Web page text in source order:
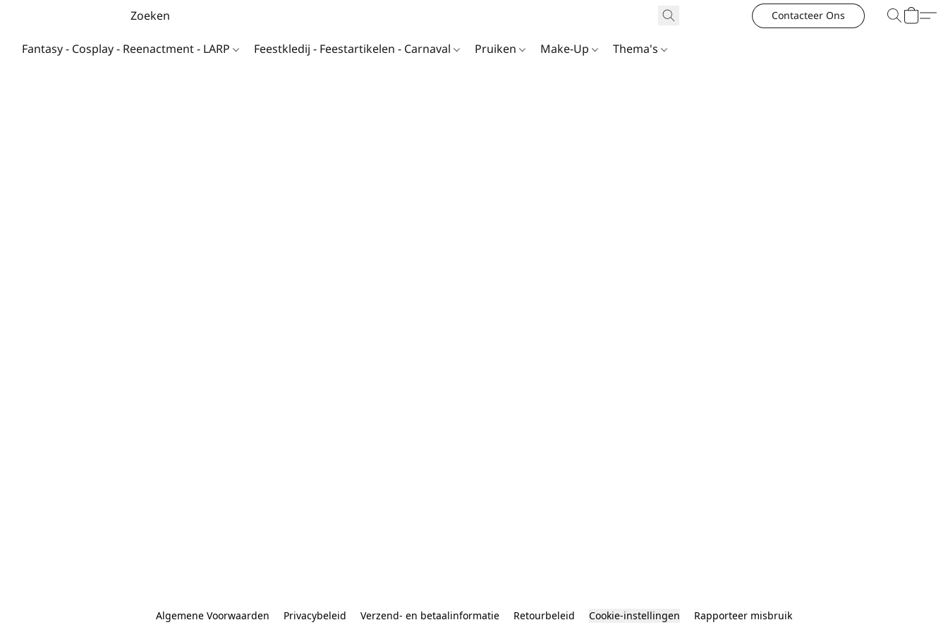
Contacteer Ons
Fantasy - Cosplay - Reenactment - LARP Feestkledij - Feestartikelen - Carnaval Pruiken Make-Up Thema's
Algemene Voorwaarden Privacybeleid Verzend- en betaalinformatie Retourbeleid Cookie-instellingen Rapporteer misbruik